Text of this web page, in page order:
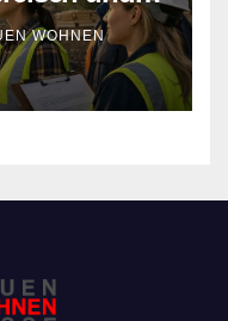
Überblick
WOHNEN